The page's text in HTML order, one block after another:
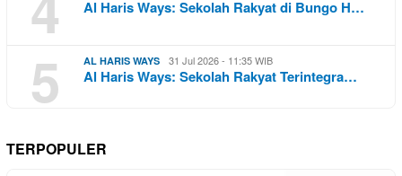
Al Haris Ways: Sekolah Rakyat di Bungo H…
5 AL HARIS WAYS 31 Jul 2026 - 11:35 WIB
Al Haris Ways: Sekolah Rakyat Terintegra…
TERPOPULER